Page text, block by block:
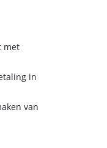
met
in
van